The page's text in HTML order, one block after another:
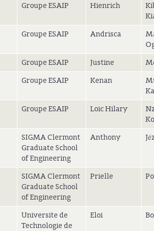
Groupe ESAIP Hienrich
Groupe ESAIP Andrisca
Groupe ESAIP Justine
Groupe ESAIP Kenan
Groupe ESAIP Loic Hilary
SIGMA Clermont
Graduate School
of Engineering
Anthony
SIGMA Clermont
Graduate School
of Engineering
Prielle
Universite de
Technologie de
Eloi